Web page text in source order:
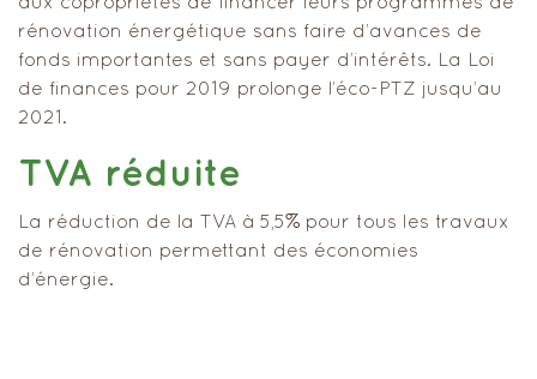
aux copropriétés de financer leurs programmes de
rénovation énergétique sans faire d’avances de
fonds importantes et sans payer d’intérêts. La Loi
de finances pour 2019 prolonge l’éco-PTZ jusqu’au
2021.
TVA réduite
La réduction de la TVA à 5,5% pour tous les travaux
de rénovation permettant des économies
d’énergie.